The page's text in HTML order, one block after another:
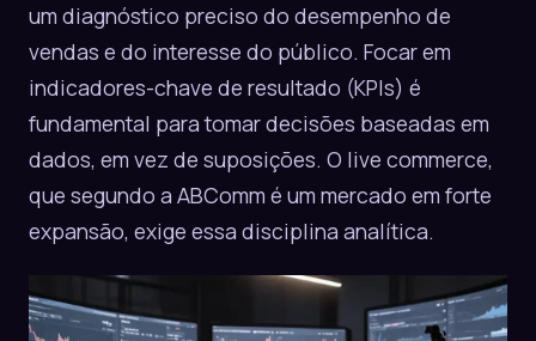
um diagnóstico preciso do desempenho de
vendas e do interesse do público. Focar em
indicadores-chave de resultado (KPIs) é
fundamental para tomar decisões baseadas em
dados, em vez de suposições. O live commerce,
que segundo a ABComm é um mercado em forte
expansão, exige essa disciplina analítica.